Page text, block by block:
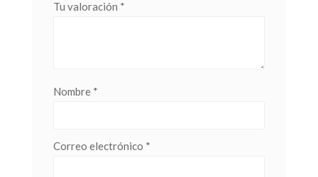
Tu valoración *
Nombre *
Correo electrónico *